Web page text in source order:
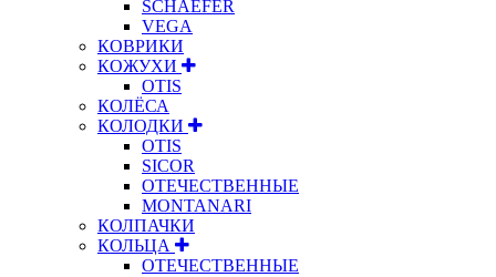
SCHAEFER
VEGA
КОВРИКИ
КОЖУХИ
OTIS
КОЛЁСА
КОЛОДКИ
OTIS
SICOR
ОТЕЧЕСТВЕННЫЕ
MONTANARI
КОЛПАЧКИ
КОЛЬЦА
ОТЕЧЕСТВЕННЫЕ